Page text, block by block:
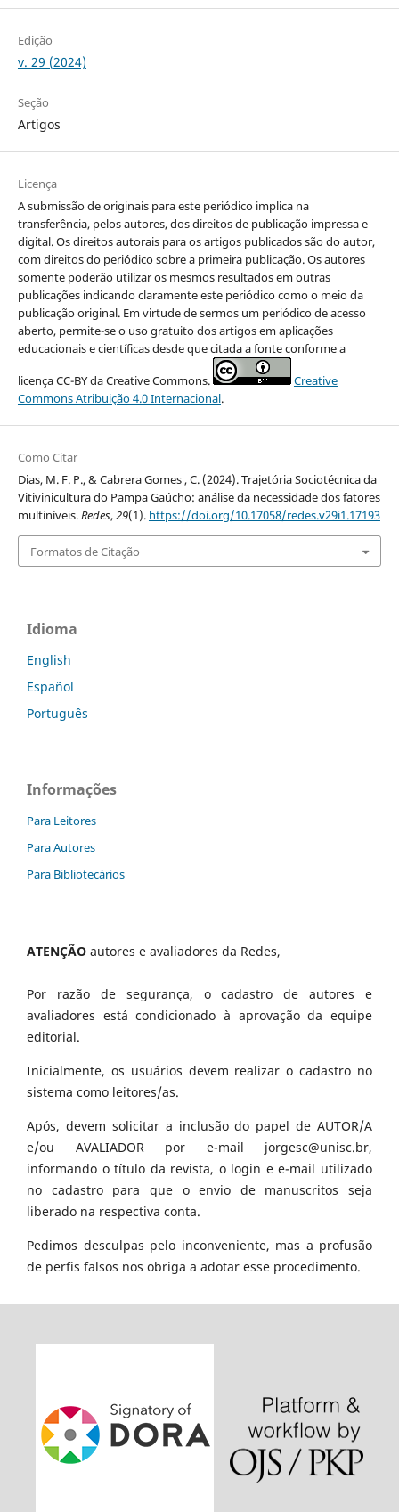
Edição
v. 29 (2024)
Seção
Artigos
Licença
A submissão de originais para este periódico implica na
transferência, pelos autores, dos direitos de publicação impressa e
digital. Os direitos autorais para os artigos publicados são do autor,
com direitos do periódico sobre a primeira publicação. Os autores
somente poderão utilizar os mesmos resultados em outras
publicações indicando claramente este periódico como o meio da
publicação original. Em virtude de sermos um periódico de acesso
aberto, permite-se o uso gratuito dos artigos em aplicações
educacionais e científicas desde que citada a fonte conforme a
licença CC-BY da Creative Commons.
Creative
Commons Atribuição 4.0 Internacional.
Como Citar
Dias, M. F. P., & Cabrera Gomes , C. (2024). Trajetória Sociotécnica da
Vitivinicultura do Pampa Gaúcho: análise da necessidade dos fatores
multiníveis.Redes,29(1). https://doi.org/10.17058/redes.v29i1.17193
Formatos de Citação
Idioma
English
Español
Português
Informações
Para Leitores
Para Autores
Para Bibliotecários
ATENÇÃO autores e avaliadores da Redes,
Por razão de segurança, o cadastro de autores e
avaliadores está condicionado à aprovação da equipe
editorial.
Inicialmente, os usuários devem realizar o cadastro no
sistema como leitores/as.
Após, devem solicitar a inclusão do papel de AUTOR/A
e/ou AVALIADOR por e-mail jorgesc@unisc.br,
informando o título da revista, o login e e-mail utilizado
no cadastro para que o envio de manuscritos seja
liberado na respectiva conta.
Pedimos desculpas pelo inconveniente, mas a profusão
de perfis falsos nos obriga a adotar esse procedimento.